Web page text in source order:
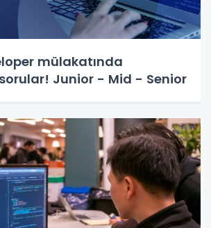
mülakatında
sorular! Junior - Mid - Senior